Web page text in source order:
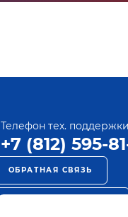
Телефон тех.
+7 (812) 595-
ОБРАТНАЯ СВЯЗЬ